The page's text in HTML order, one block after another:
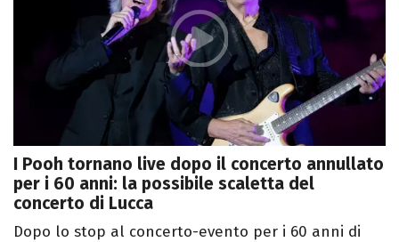
I Pooh tornano live dopo il concerto annullato
per i 60 anni: la possibile scaletta del
concerto di Lucca
Dopo lo stop al concerto-evento per i 60 anni di